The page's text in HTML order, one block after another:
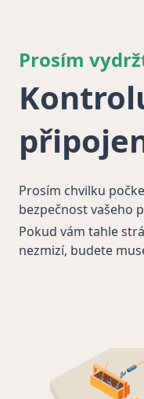
Prosím
Prosím chvilku
bezpečnost vašeho
Pokud vám tahle
nezmizí, budete